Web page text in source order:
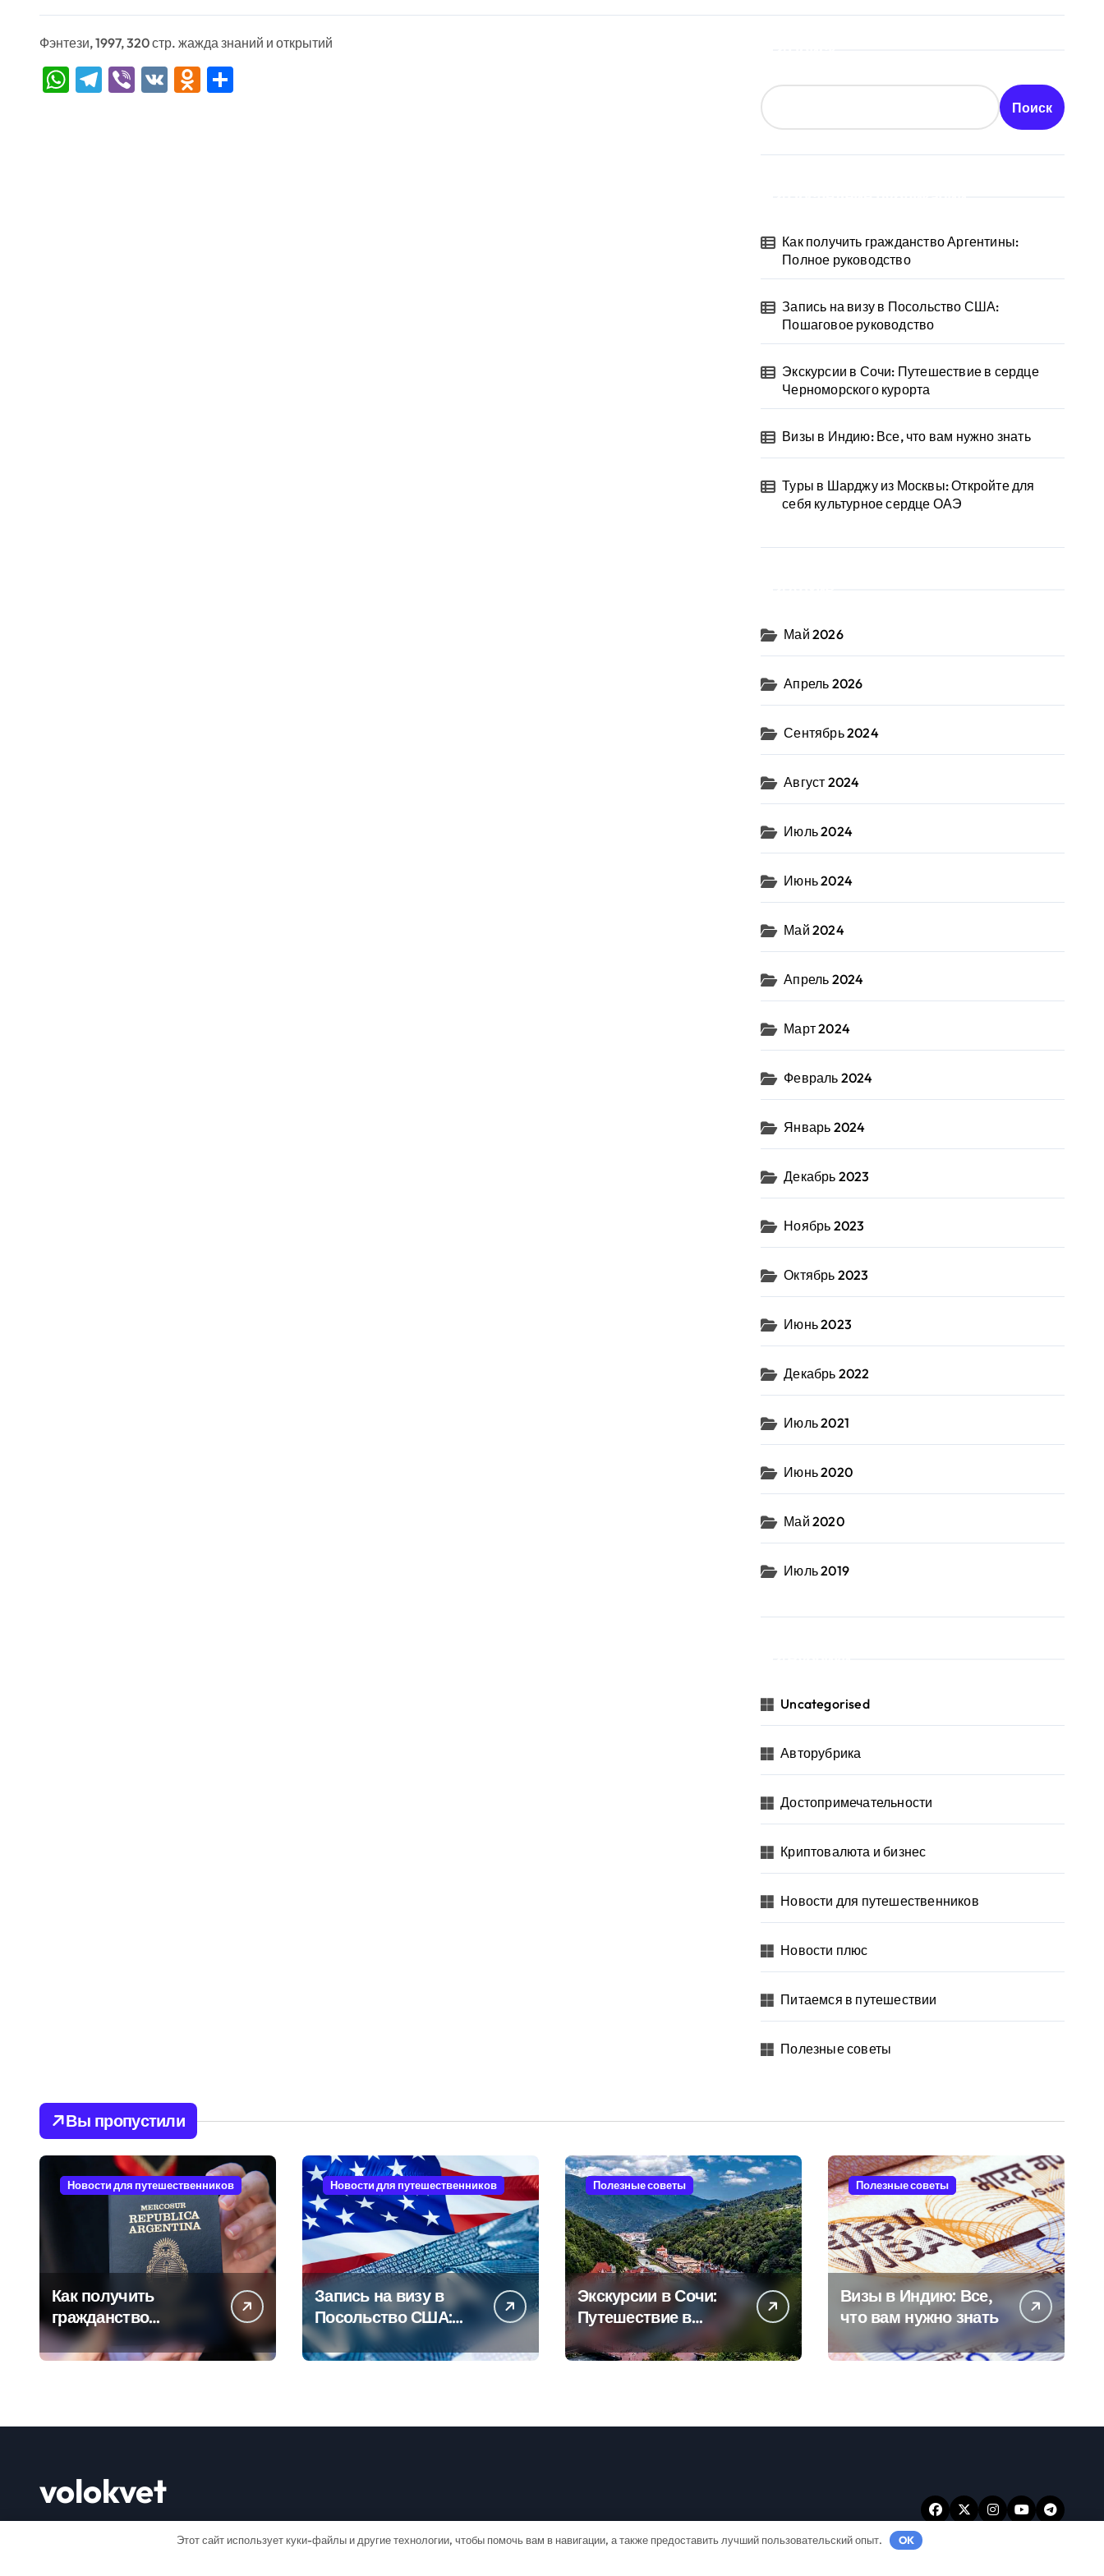
Фэнтези, 1997, 320 стр. жажда знаний и открытий
WhatsApp
Telegram
Viber
VK Odnoklassniki
Поиск
Как получить гражданство Аргентины:
Полное руководство
Запись на визу в Посольство США:
Пошаговое руководство
Экскурсии в Сочи: Путешествие в сердце
Черноморского курорта
Визы в Индию: Все, что вам нужно знать
Туры в Шарджу из Москвы: Откройте для
себя культурное сердце ОАЭ
Май 2026
Апрель 2026
Сентябрь 2024
Август 2024
Июль 2024
Июнь 2024
Май 2024
Апрель 2024
Март 2024
Февраль 2024
Январь 2024
Декабрь 2023
Ноябрь 2023
Октябрь 2023
Июнь 2023
Декабрь 2022
Июль 2021
Июнь 2020
Май 2020
Июль 2019
Uncategorised
Авторубрика
Достопримечательности
Криптовалюта и бизнес
Новости для путешественников
Новости плюс
Питаемся в путешествии
Полезные советы
Вы пропустили
Новости для путешественников
Как получить
гражданство
Аргентины: Полное
руководство
Новости для путешественников
Запись на визу в
Посольство США:
Пошаговое
руководство
Полезные советы
Экскурсии в Сочи:
Путешествие в
сердце
Черноморского
Полезные советы
Визы в Индию: Все,
что вам нужно знать
volokvet
Этот сайт использует куки-файлы и другие технологии, чтобы помочь вам в навигации, а также предоставить лучший пользовательский опыт. OK